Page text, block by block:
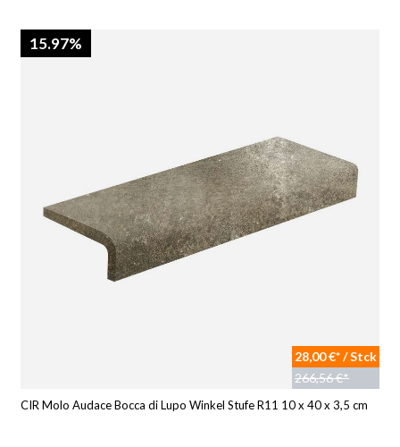
15.97%
28,00 €* / Stck
266,56 €*
CIR Molo Audace Bocca di Lupo Winkel Stufe R11 10 x 40 x 3,5 cm